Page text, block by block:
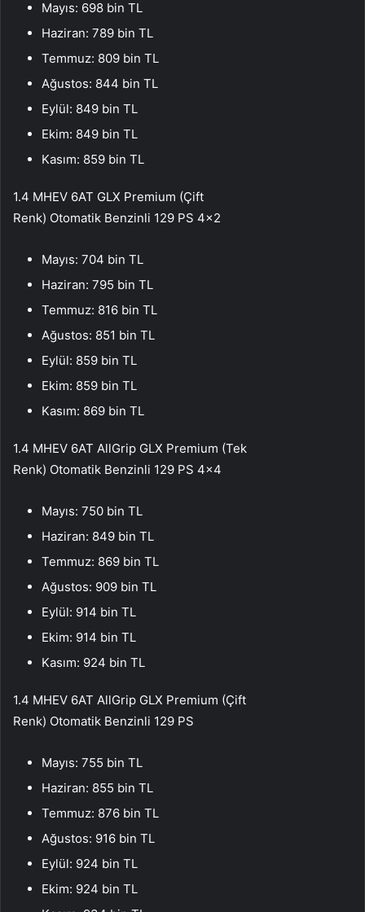
Mayıs: 698 bin TL
Haziran: 789 bin TL
Temmuz: 809 bin TL
Ağustos: 844 bin TL
Eylül: 849 bin TL
Ekim: 849 bin TL
Kasım: 859 bin TL
1.4 MHEV 6AT GLX Premium (Çift
Renk) Otomatik Benzinli 129 PS 4×2
Mayıs: 704 bin TL
Haziran: 795 bin TL
Temmuz: 816 bin TL
Ağustos: 851 bin TL
Eylül: 859 bin TL
Ekim: 859 bin TL
Kasım: 869 bin TL
1.4 MHEV 6AT AllGrip GLX Premium (Tek
Renk) Otomatik Benzinli 129 PS 4×4
Mayıs: 750 bin TL
Haziran: 849 bin TL
Temmuz: 869 bin TL
Ağustos: 909 bin TL
Eylül: 914 bin TL
Ekim: 914 bin TL
Kasım: 924 bin TL
1.4 MHEV 6AT AllGrip GLX Premium (Çift
Renk) Otomatik Benzinli 129 PS
Mayıs: 755 bin TL
Haziran: 855 bin TL
Temmuz: 876 bin TL
Ağustos: 916 bin TL
Eylül: 924 bin TL
Ekim: 924 bin TL